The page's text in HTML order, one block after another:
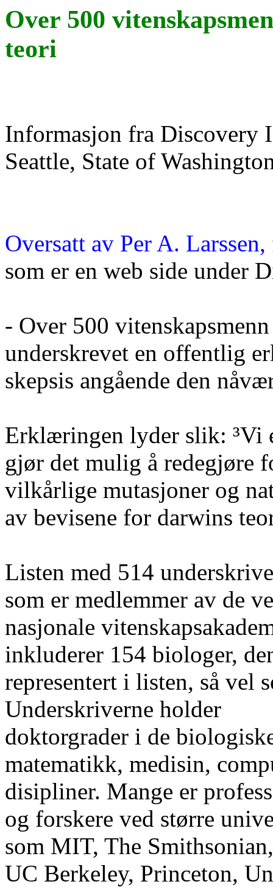
Over 500
teori
Informasjon fra Discovery
Seattle, State of
Oversatt av Per A. Larssen,
som er en web side under
- Over 500
underskrevet en offentlig
skepsis angående den
Erklæringen lyder slik: ³Vi
gjør det mulig å redegjøre
vilkårlige mutasjoner og
av bevisene for darwins
Listen med 514
som er medlemmer av de
nasjonale
inkluderer 154 biologer,
representert i listen, så vel
Underskriverne holder
doktorgrader i de
matematikk, medisin,
disipliner. Mange er
og forskere ved større
som MIT, The Smithsonian
UC Berkeley, Princeton,